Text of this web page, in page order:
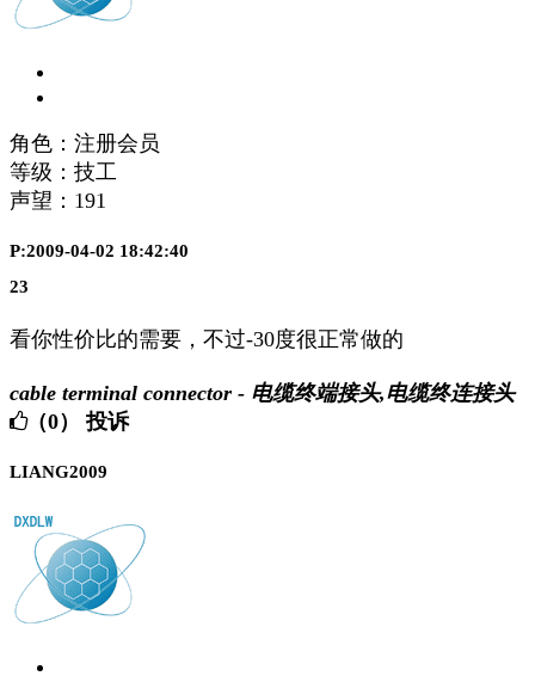
角色：注册会员
等级：技工
声望： 191
P:2009-04-02 18:42:40
23
看你性价比的需要，不过-30度很正常做的
cable terminal connector - 电缆终端接头,电缆终连接头
（0）
投诉
LIANG2009